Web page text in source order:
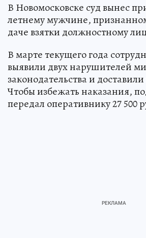
В Новомосковске суд вынес
летнему мужчине,
даче взятки должностному
В марте текущего года
выявили двух нарушителей
законодательства и
Чтобы избежать наказания,
передал оперативнику 27 500